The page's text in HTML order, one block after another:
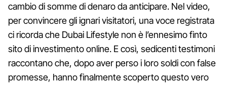
cambio di somme di denaro da anticipare. Nel video,
per convincere gli ignari visitatori, una voce registrata
ci ricorda che Dubai Lifestyle non è l’ennesimo finto
sito di investimento online. E così, sedicenti testimoni
raccontano che, dopo aver perso i loro soldi con false
promesse, hanno finalmente scoperto questo vero